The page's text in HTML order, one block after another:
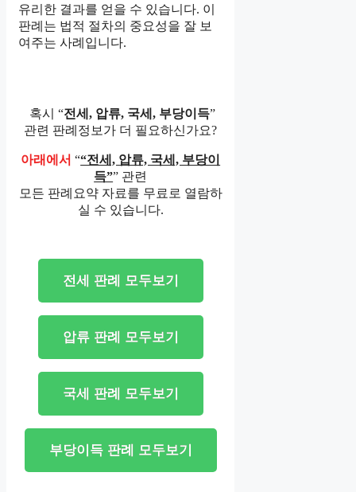
유리한 결과를 얻을 수 있습니다. 이
판례는 법적 절차의 중요성을 잘 보
여주는 사례입니다.
혹시 “전세, 압류, 국세, 부당이득”
관련 판례정보가 더 필요하신가요?
아래에서 ““전세, 압류, 국세, 부당이
득”” 관련
모든 판례요약 자료를 무료로 열람하
실 수 있습니다.
전세 판례 모두보기
압류 판례 모두보기
국세 판례 모두보기
부당이득 판례 모두보기